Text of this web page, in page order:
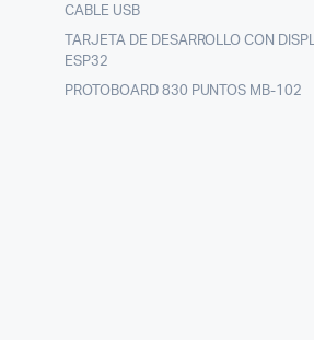
CABLE USB
TARJETA DE DESARROLLO CON
ESP32
PROTOBOARD 830 PUNTOS MB-102